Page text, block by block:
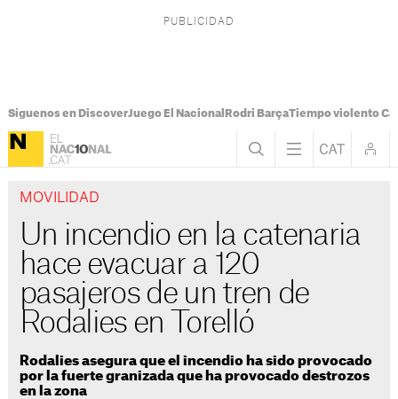
Síguenos en DiscoverJuego El Nacional Rodri BarçaTiempo violento
MOVILIDAD
Un incendio en la catenaria
hace evacuar a 120
pasajeros de un tren de
Rodalies en Torelló
Rodalies asegura que el incendio ha sido provocado
por la fuerte granizada que ha provocado destrozos
en la zona